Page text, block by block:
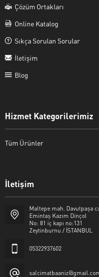
Çözüm Ortakları
Online Katalog
Sıkça Sorulan Sorular
İletişim
Blog
Hizmet Kategorilerimiz
Tüm Ürünler
İletişim
Maltepe mah. Davutpaşa
Emintaş Kazım Dinçol
No: 81 iç kapı no:131
Zeytinburnu / İSTANBUL
05322937602